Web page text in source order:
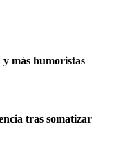
más humoristas
tras somatizar